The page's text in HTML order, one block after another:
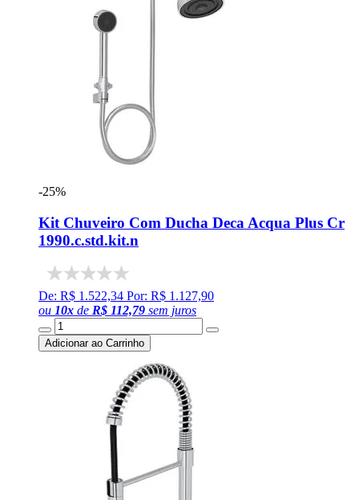
-25%
Kit Chuveiro Com Ducha Deca Acqua Plus Cr
1990.c.std.kit.n
De: R$ 1.522,34 Por: R$ 1.127,90
ou 10x de R$ 112,79 sem juros
Adicionar ao Carrinho